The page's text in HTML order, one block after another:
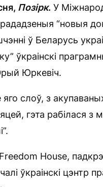
Позірк. У
“новыя
ў Беларусь
ўкраінскі
Юркевіч.
слоў, з
гэта рабілася з
House,
ўкраінскі цэнтр